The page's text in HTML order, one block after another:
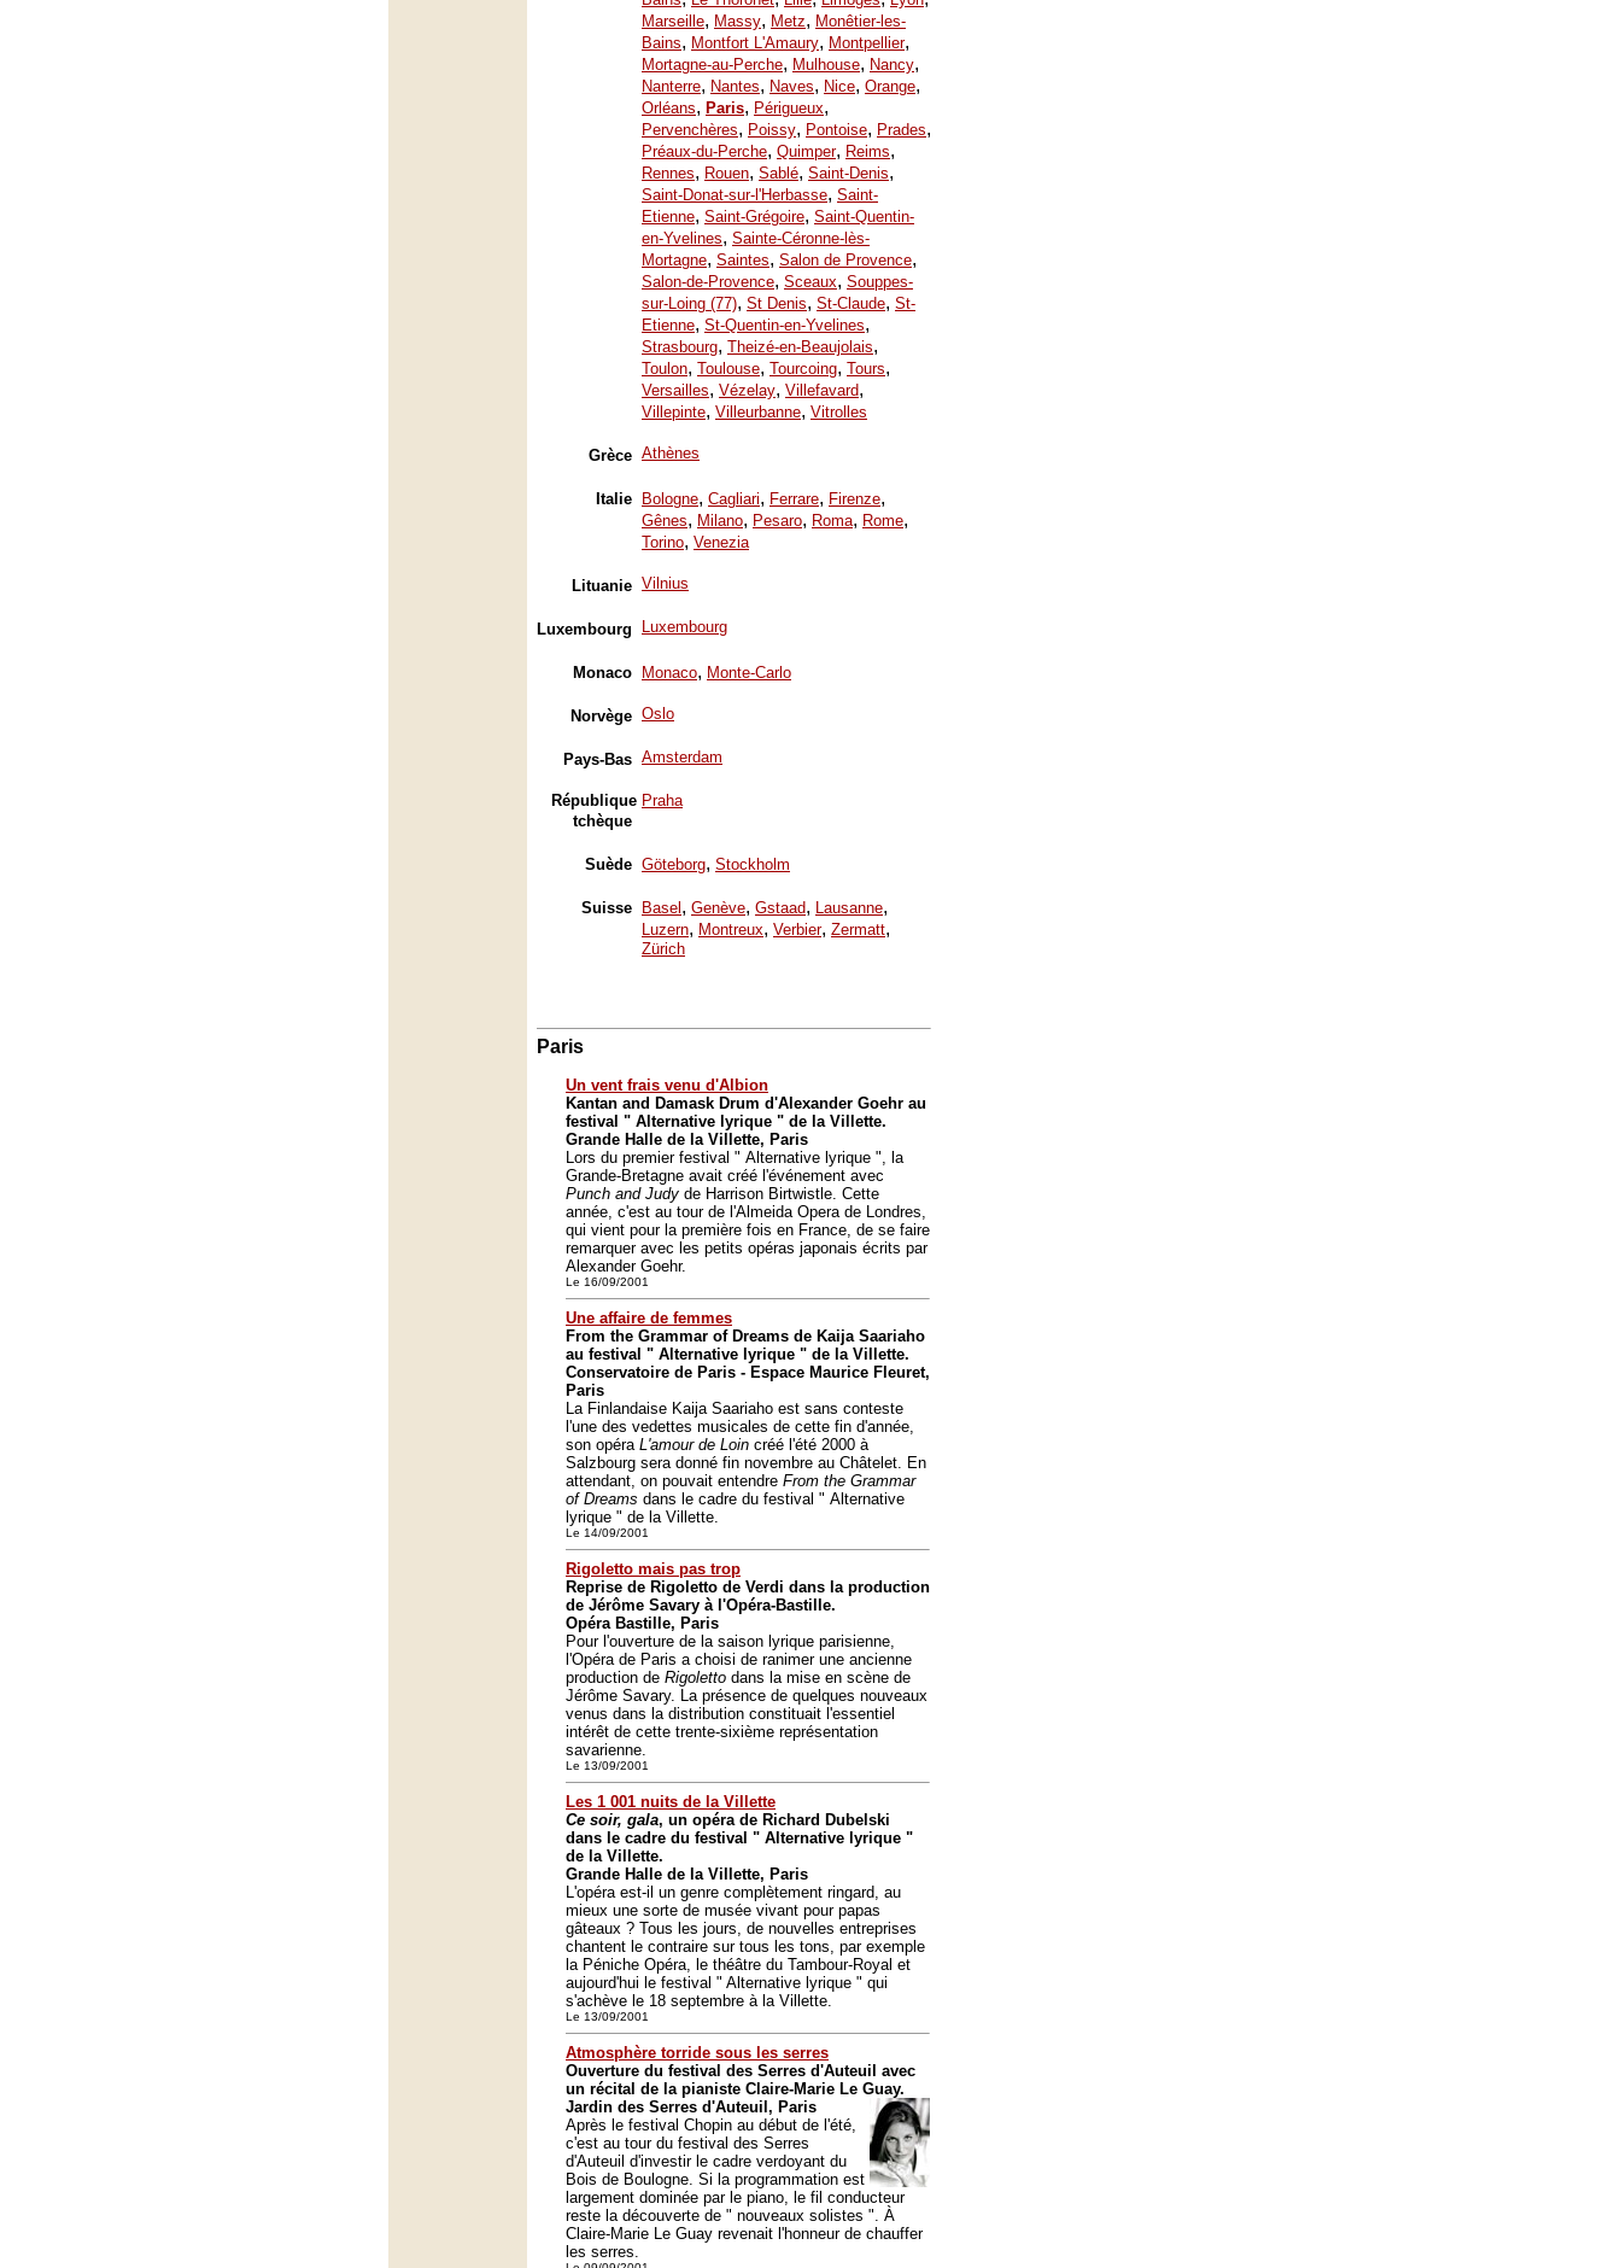
Marseille, Massy, Metz, Monêtier-les-
Bains, Montfort L'Amaury, Montpellier,
Mortagne-au-Perche, Mulhouse, Nancy,
Nanterre, Nantes, Naves, Nice, Orange,
Orléans, Paris, Périgueux,
Pervenchères, Poissy, Pontoise, Prades,
Préaux-du-Perche, Quimper, Reims,
Rennes, Rouen, Sablé, Saint-Denis,
Saint-Donat-sur-l'Herbasse, Saint-
Etienne, Saint-Grégoire, Saint-Quentin-
en-Yvelines, Sainte-Céronne-lès-
Mortagne, Saintes, Salon de Provence,
Salon-de-Provence, Sceaux, Souppes-
sur-Loing (77), St Denis, St-Claude, St-
Etienne, St-Quentin-en-Yvelines,
Strasbourg, Theizé-en-Beaujolais,
Toulon, Toulouse, Tourcoing, Tours,
Versailles, Vézelay, Villefavard,
Villepinte, Villeurbanne, Vitrolles
Grèce Athènes
Italie Bologne, Cagliari, Ferrare, Firenze,
Gênes, Milano, Pesaro, Roma, Rome,
Torino, Venezia
Lituanie Vilnius
Luxembourg Luxembourg
Monaco Monaco, Monte-Carlo
Norvège Oslo
Pays-Bas Amsterdam
République
tchèque
Praha
Suède Göteborg, Stockholm
Suisse Basel , Genève, Gstaad, Lausanne,
Luzern, Montreux, Verbier, Zermatt,
Zürich
Paris
Un vent frais venu d'Albion
Kantan and Damask Drum d'Alexander Goehr au
festival " Alternative lyrique " de la Villette.
Grande Halle de la Villette, Paris
Lors du premier festival " Alternative lyrique ", la
Grande-Bretagne avait créé l'événement avec
Punch and Judy de Harrison Birtwistle. Cette
année, c'est au tour de l'Almeida Opera de Londres,
qui vient pour la première fois en France, de se faire
remarquer avec les petits opéras japonais écrits par
Alexander Goehr.
Le 16/09/2001
Une affaire de femmes
From the Grammar of Dreams de Kaija Saariaho
au festival " Alternative lyrique " de la Villette.
Conservatoire de Paris - Espace Maurice Fleuret,
Paris
La Finlandaise Kaija Saariaho est sans conteste
l'une des vedettes musicales de cette fin d'année,
son opéra L'amour de Loin créé l'été 2000 à
Salzbourg sera donné fin novembre au Châtelet. En
attendant, on pouvait entendre From the Grammar
of Dreams dans le cadre du festival " Alternative
lyrique " de la Villette.
Le 14/09/2001
Rigoletto mais pas trop
Reprise de Rigoletto de Verdi dans la production
de Jérôme Savary à l'Opéra-Bastille.
Opéra Bastille, Paris
Pour l'ouverture de la saison lyrique parisienne,
l'Opéra de Paris a choisi de ranimer une ancienne
production de Rigoletto dans la mise en scène de
Jérôme Savary. La présence de quelques nouveaux
venus dans la distribution constituait l'essentiel
intérêt de cette trente-sixième représentation
savarienne.
Le 13/09/2001
Les 1 001 nuits de la Villette
Ce soir, gala, un opéra de Richard Dubelski
dans le cadre du festival " Alternative lyrique "
de la Villette.
Grande Halle de la Villette, Paris
L'opéra est-il un genre complètement ringard, au
mieux une sorte de musée vivant pour papas
gâteaux ? Tous les jours, de nouvelles entreprises
chantent le contraire sur tous les tons, par exemple
la Péniche Opéra, le théâtre du Tambour-Royal et
aujourd'hui le festival " Alternative lyrique " qui
s'achève le 18 septembre à la Villette.
Le 13/09/2001
Atmosphère torride sous les serres
Ouverture du festival des Serres d'Auteuil avec
un récital de la pianiste Claire-Marie Le Guay.
Jardin des Serres d'Auteuil, Paris
Après le festival Chopin au début de l'été,
c'est au tour du festival des Serres
d'Auteuil d'investir le cadre verdoyant du
Bois de Boulogne. Si la programmation est
largement dominée par le piano, le fil conducteur
reste la découverte de " nouveaux solistes ". À
Claire-Marie Le Guay revenait l'honneur de chauffer
les serres.